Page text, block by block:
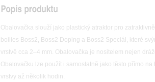
Obalovačka slouží jako plastický atraktor pro
boilies Boss2, Boss2 Doping a Boss2 Speciál, které
vrstvě cca 2–4 mm. Obalovačka je nositelem nejen
Obalovačku lze použít i samostatně jako těsto přímo
vrstvy až několik hodin.